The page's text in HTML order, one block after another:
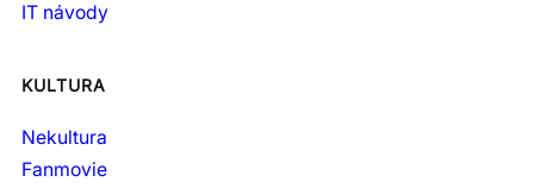
IT návody
KULTURA
Nekultura
Fanmovie